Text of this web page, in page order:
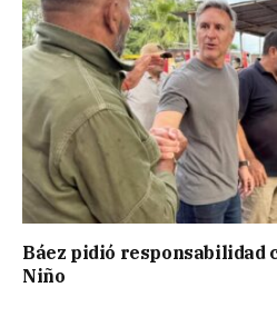
Báez pidió responsabilidad
Niño